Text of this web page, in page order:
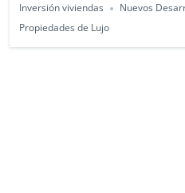
Inversión viviendas
Nuevos
Propiedades de Lujo